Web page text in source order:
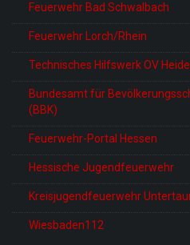
Feuerwehr Bad Schwalbach
Feuerwehr Lorch/Rhein
Technisches Hilfswerk OV
Bundesamt für
(BBK)
Feuerwehr-Portal Hessen
Hessische Jugendfeuerwehr
Kreisjugendfeuerwehr
Wiesbaden112